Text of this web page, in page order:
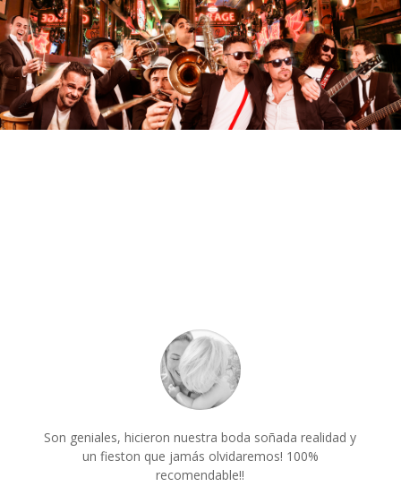
Son geniales, hicieron nuestra boda soñada realidad y
un fieston que jamás olvidaremos! 100%
recomendable!!